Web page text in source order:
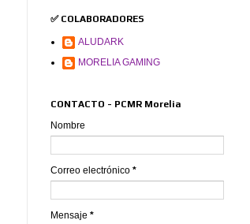
✅ COLABORADORES
ALUDARK
MORELIA GAMING
CONTACTO - PCMR Morelia
Nombre
Correo electrónico *
Mensaje *